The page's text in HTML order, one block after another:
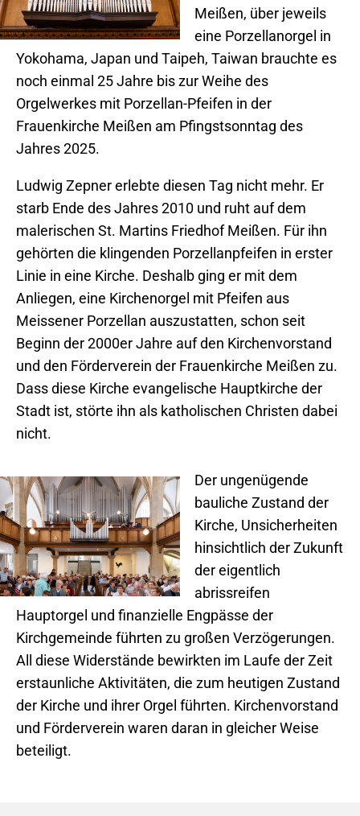
Meißen, über jeweils
eine Porzellanorgel in
Yokohama, Japan und Taipeh, Taiwan brauchte es
noch einmal 25 Jahre bis zur Weihe des
Orgelwerkes mit Porzellan-Pfeifen in der
Frauenkirche Meißen am Pfingstsonntag des
Jahres 2025.
Ludwig Zepner erlebte diesen Tag nicht mehr. Er
starb Ende des Jahres 2010 und ruht auf dem
malerischen St. Martins Friedhof Meißen. Für ihn
gehörten die klingenden Porzellanpfeifen in erster
Linie in eine Kirche. Deshalb ging er mit dem
Anliegen, eine Kirchenorgel mit Pfeifen aus
Meissener Porzellan auszustatten, schon seit
Beginn der 2000er Jahre auf den Kirchenvorstand
und den Förderverein der Frauenkirche Meißen zu.
Dass diese Kirche evangelische Hauptkirche der
Stadt ist, störte ihn als katholischen Christen dabei
nicht.
Der ungenügende
bauliche Zustand der
Kirche, Unsicherheiten
hinsichtlich der Zukunft
der eigentlich
abrissreifen
Hauptorgel und finanzielle Engpässe der
Kirchgemeinde führten zu großen Verzögerungen.
All diese Widerstände bewirkten im Laufe der Zeit
erstaunliche Aktivitäten, die zum heutigen Zustand
der Kirche und ihrer Orgel führten. Kirchenvorstand
und Förderverein waren daran in gleicher Weise
beteiligt.